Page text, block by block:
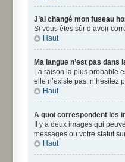
J’ai changé mon fuseau
Si vous êtes sûr d’avoir
Haut
Ma langue n’est pas dans
La raison la plus probable
elle n’existe pas, n’hésitez
Haut
A quoi correspondent les
Il y a deux images qui
messages ou votre statut
Haut